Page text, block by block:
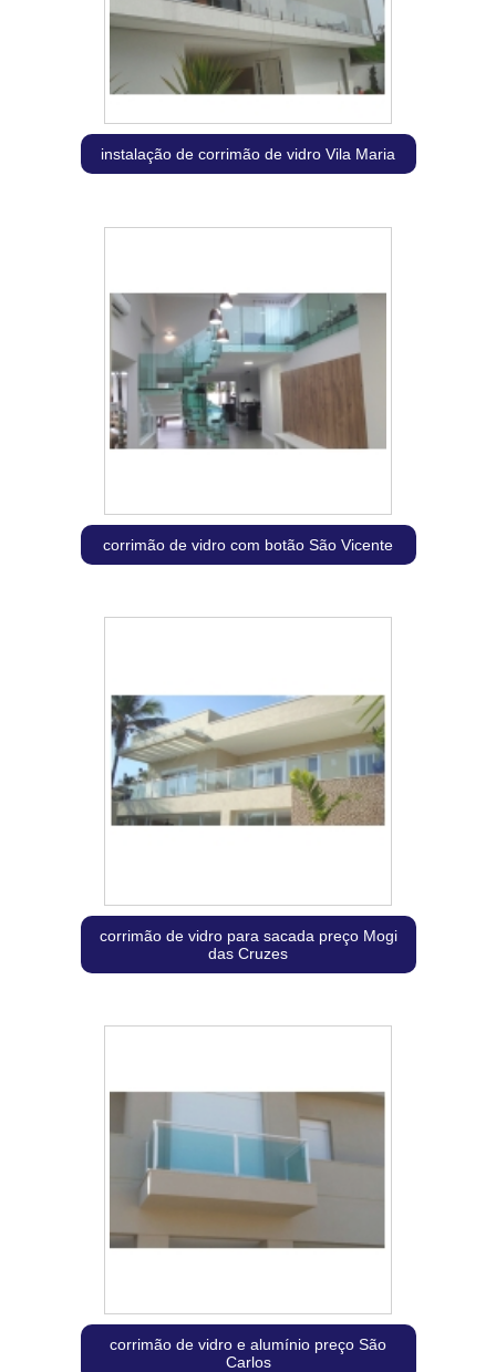
instalação de corrimão de vidro Vila Maria
corrimão de vidro com botão São Vicente
corrimão de vidro para sacada preço Mogi
das Cruzes
corrimão de vidro e alumínio preço São
Carlos